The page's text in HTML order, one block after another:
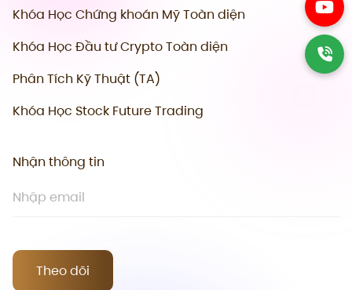
Khóa Học Chứng khoán Mỹ Toàn diện
Khóa Học Đầu tư Crypto Toàn diện
Phân Tích Kỹ Thuật (TA)
Khóa Học Stock Future Trading
Nhận thông tin
Theo dõi